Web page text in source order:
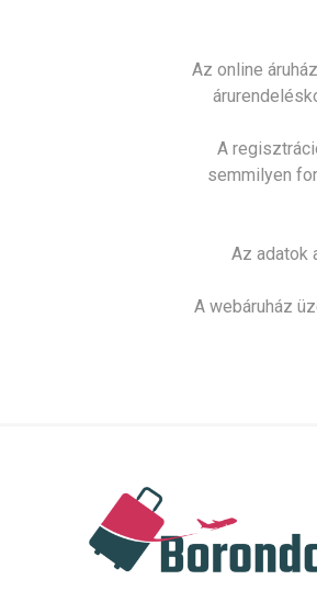
Az online
A
semmilyen
Az adatok
A webáruház